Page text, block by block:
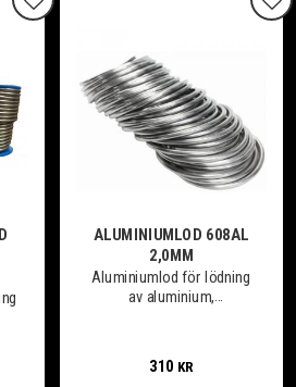
Lägg till i favoriter
ALUMINIUMLOD 608AL
2,0MM
Aluminiumlod för lödning
av aluminium,
310 KR